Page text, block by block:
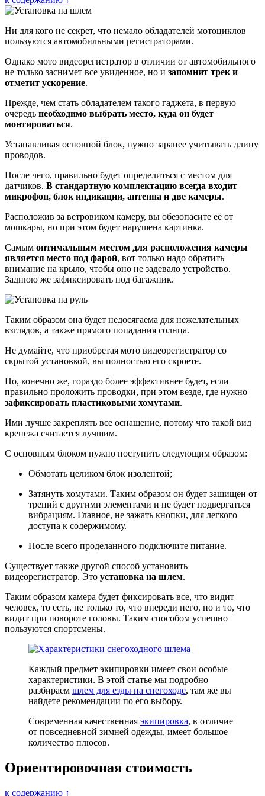
Ни для кого не секрет, что немало обладателей мотоциклов
пользуются автомобильными регистраторами.
Однако мото видеорегистратор в отличии от автомобильного
не только заснимет все увиденное, но и запомнит трек и
отметит ускорение.
Прежде, чем стать обладателем такого гаджета, в первую
очередь необходимо выбрать место, куда он будет
монтироваться.
Устанавливая основной блок, нужно заранее учитывать длину
проводов.
После чего, правильно будет определиться с местом для
датчиков. В стандартную комплектацию всегда входит
микрофон, блок индикации, антенна и две камеры.
Расположив за ветровиком камеру, вы обезопасите её от
мошкары, но при этом будет нарушена картинка.
Самым оптимальным местом для расположения камеры
является место под фарой, вот только надо обратить
внимание на крыло, чтобы оно не задевало устройство.
Заднюю же зафиксировать под багажник.
Таким образом она будет недосягаема для нежелательных
взглядов, а также прямого попадания солнца.
Не думайте, что приобретая мото видеорегистратор со
скрытой установкой, вы полностью его скроете.
Но, конечно же, гораздо более эффективнее будет, если
правильно проложить проводки, при этом везде, где нужно
зафиксировать пластиковыми хомутами.
Ими лучше закреплять все оснащение, потому что такой вид
крепежа считается лучшим.
С основным блоком нужно поступить следующим образом:
Обмотать целиком блок изолентой;
Затянуть хомутами. Таким образом он будет защищен от
трений с другими элементами и не будет подвергаться
вибрациям. Главное, не зажать кнопки, для легкого
доступа к содержимому.
После всего проделанного подключите питание.
Существует также другой способ установить
видеорегистратор. Это установка на шлем.
Таким образом камера будет фиксировать все, что видит
человек, то есть, не только то, что впереди него, но и то, что
видит при повороте головы. Таким способом успешно
пользуются спортсмены.
Каждый предмет экипировки имеет свои особые
характеристики. В этой статье мы подробно
разбираем шлем для езды на снегоходе, там же вы
найдете рекомендации по его выбору.
Современная качественная экипировка, в отличие
от повседневной зимней одежды, имеет большое
количество плюсов.
Ориентировочная стоимость
к содержанию ↑